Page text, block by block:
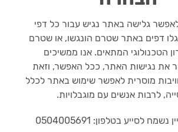
גלישה באתר נגיש עבור כל דפי
דפים באתר שטרם הונגשו, או שטרם
הטכנולוגי המתאים. אנו ממשיכים
את נגישות האתר, ככל האפשר, וזאת
מוסרית לאפשר שימוש באתר לכלל
לרבות אנשים עם מוגבלויות.
לסייע בטלפון: 0504005691